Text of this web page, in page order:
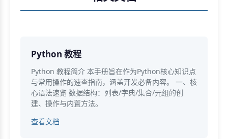
Python 教程
Python 教程简介 本手册旨在作为Python核心知识点
与常用操作的速查指南，涵盖开发必备内容。 一、核
心语法速览 数据结构：列表/字典/集合/元组的创
建、操作与内置方法。
查看文档